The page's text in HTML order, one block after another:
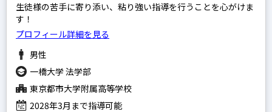
生徒様の苦手に寄り添い、粘り強い指導を行うことを心がけま
す！
プロフィール詳細を見る
男性
一橋大学 法学部
東京都市大学附属高等学校
2028年3月まで指導可能